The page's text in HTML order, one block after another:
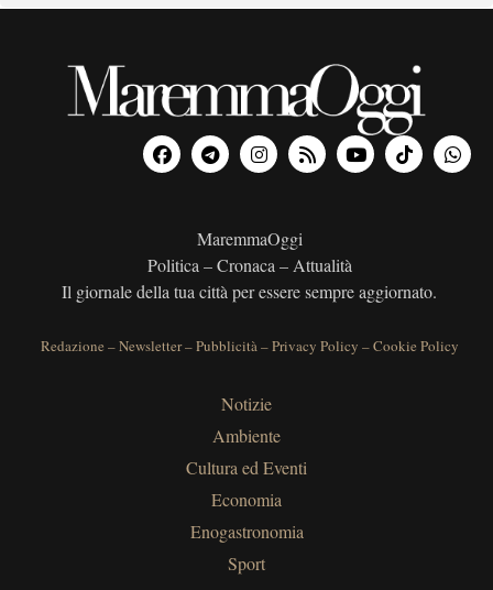
MaremmaOggi
Politica – Cronaca – Attualità
Il giornale della tua città per essere sempre aggiornato.
Redazione –Newsletter–Pubblicità–Privacy Policy –Cookie Policy
Notizie
Ambiente
Cultura ed Eventi
Economia
Enogastronomia
Sport